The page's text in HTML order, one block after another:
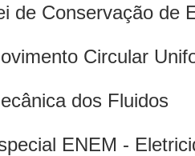
de Conservação de
Circular
dos Fluidos
ENEM -